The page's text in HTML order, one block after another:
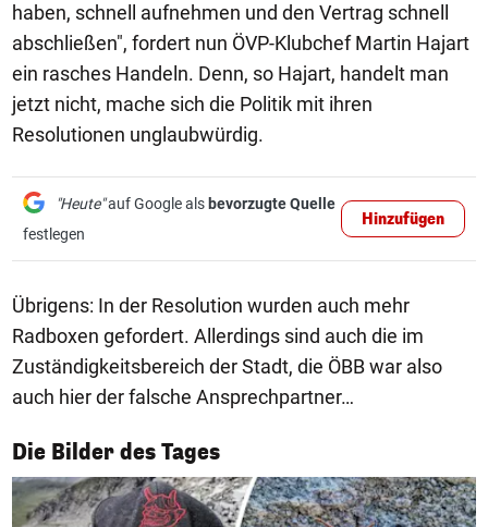
haben, schnell aufnehmen und den Vertrag schnell
abschließen", fordert nun ÖVP-Klubchef Martin Hajart
ein rasches Handeln. Denn, so Hajart, handelt man
jetzt nicht, mache sich die Politik mit ihren
Resolutionen unglaubwürdig.
"Heute"auf Google als bevorzugte Quelle
festlegen
Hinzufügen
Übrigens: In der Resolution wurden auch mehr
Radboxen gefordert. Allerdings sind auch die im
Zuständigkeitsbereich der Stadt, die ÖBB war also
auch hier der falsche Ansprechpartner…
Die Bilder des Tages
1/50